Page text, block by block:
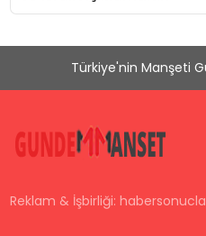
Türkiye'nin Manşeti
Reklam & İşbirliği: